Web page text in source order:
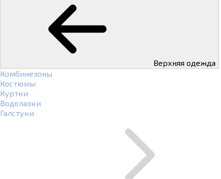
Верхняя одежда
Комбинезоны
Костюмы
Куртки
Водолазки
Галстуки